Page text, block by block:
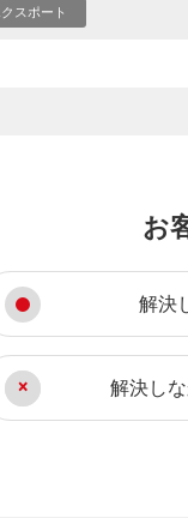
スポート
お
解決
解決し